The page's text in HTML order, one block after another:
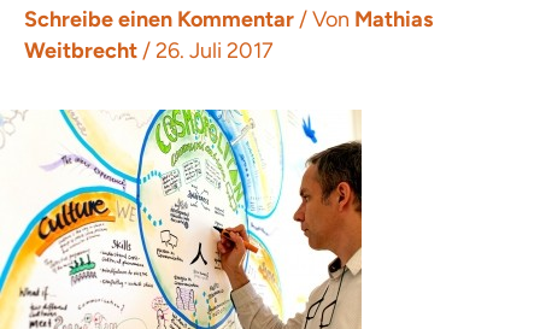
Schreibe einen Kommentar / Von Mathias
Weitbrecht /26. Juli 2017